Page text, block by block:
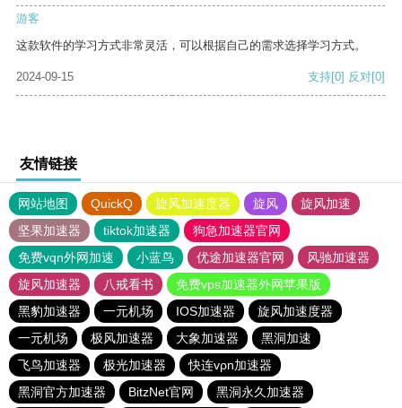
游客
这款软件的学习方式非常灵活，可以根据自己的需求选择学习方式。
2024-09-15 支持[0] 反对[0]
友情链接
网站地图 QuickQ 旋风加速度器 旋风
旋风加速
坚果加速器
tiktok加速器
狗急加速器官网
免费vqn外网加速
小蓝鸟 优途加速器官网
风驰加速器
旋风加速器
八戒看书
免费vps加速器外网苹果版
黑豹加速器
一元机场 IOS加速器
旋风加速度器
一元机场
极风加速器 大象加速器
黑洞加速
飞鸟加速器
极光加速器
快连vρn加速器
黑洞官方加速器
BitzNet官网 黑洞永久加速器